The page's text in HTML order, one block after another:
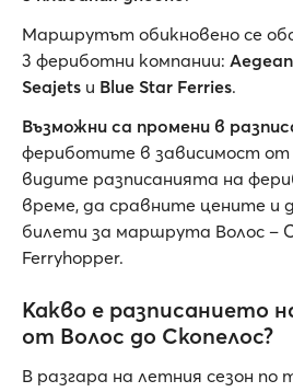
Маршрутът обикновено се
3 фериботни компании:
Seajets и Blue Star Ferries.
Възможни са промени в
фериботите в зависимост от
видите разписанията на
време, да сравните цените и
билети за маршрута Волос –
Ferryhopper.
Какво е разписанието
от Волос до Скопелос?
В разгара на летния сезон